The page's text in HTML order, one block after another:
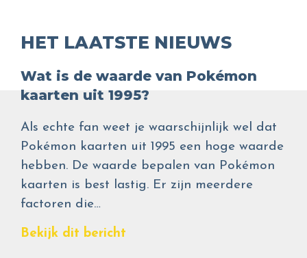
HET LAATSTE NIEUWS
Wat is de waarde van Pokémon
kaarten uit 1995?
Als echte fan weet je waarschijnlijk wel dat
Pokémon kaarten uit 1995 een hoge waarde
hebben. De waarde bepalen van Pokémon
kaarten is best lastig. Er zijn meerdere
factoren die…
Bekijk dit bericht